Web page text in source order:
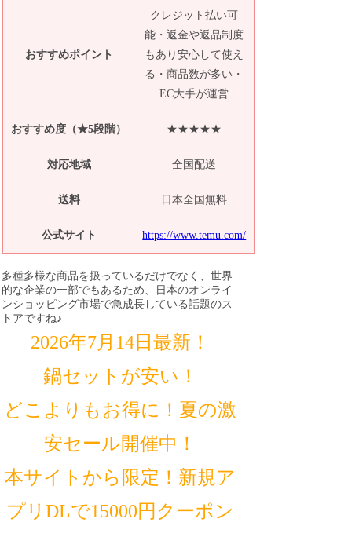
おすすめポイント
クレジット払い可
能・返金や返品制度
もあり安心して使え
る・商品数が多い・
EC大手が運営
おすすめ度（★5段階） ★★★★★
対応地域 全国配送
送料 日本全国無料
公式サイト https://www.temu.com/
多種多様な商品を扱っているだけでなく、世界
的な企業の一部でもあるため、日本のオンライ
ンショッピング市場で急成長している話題のス
トアですね♪
2026年7月14日最新！
鍋セットが安い！
どこよりもお得に！夏の激
安セール開催中！
本サイトから限定！新規ア
プリDLで15000円クーポン